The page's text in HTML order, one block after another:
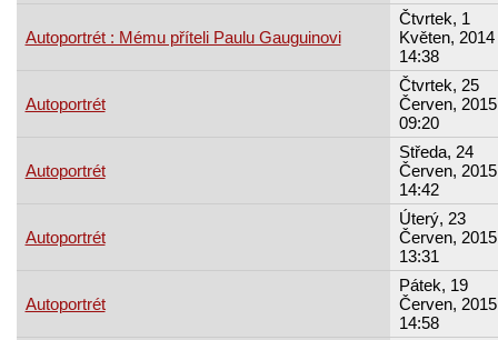
Autoportrét : Mému příteli Paulu Gauguinovi
Čtvrtek, 1
Květen, 2014
14:38
Autoportrét
Čtvrtek, 25
Červen,
09:20
Autoportrét
Středa, 24
Červen,
14:42
Autoportrét
Úterý, 23
Červen,
13:31
Autoportrét
Pátek, 19
Červen,
14:58